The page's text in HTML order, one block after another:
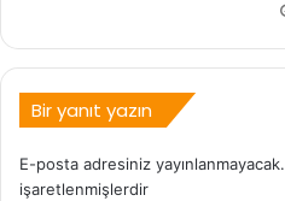
Bir yanıt yazın
E-posta adresiniz yayınlanmayacak.
işaretlenmişlerdir